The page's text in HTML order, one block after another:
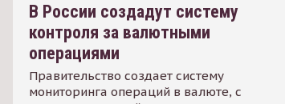
В России создадут систему
контроля за валютными
операциями
Правительство создает систему
мониторинга операций в валюте, с